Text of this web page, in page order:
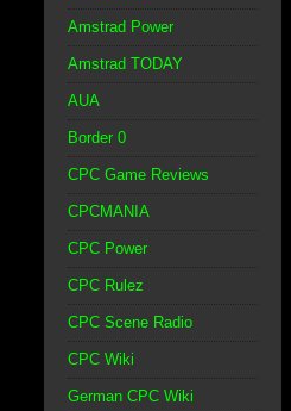
Amstrad Power
Amstrad TODAY
AUA
Border 0
CPC Game Reviews
CPCMANIA
CPC Power
CPC Rulez
CPC Scene Radio
CPC Wiki
German CPC Wiki